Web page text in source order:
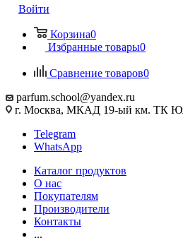
Войти
Корзина0
Избранные товары0
Сравнение товаров0
parfum.school@yandex.ru
г. Москва, МКАД 19-ый км. ТК
Telegram
WhatsApp
Каталог продуктов
О нас
Покупателям
Производители
Контакты
...